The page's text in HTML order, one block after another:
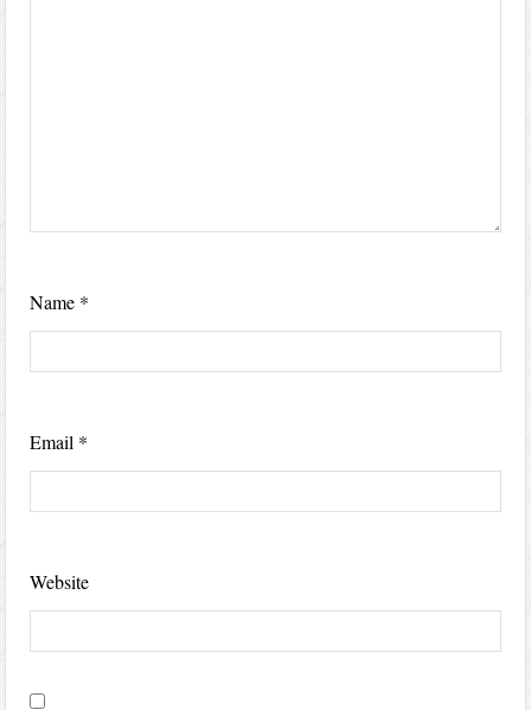
Name *
Email *
Website